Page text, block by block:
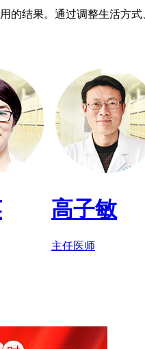
结果。通过调整生活方
高子敏
主任医师